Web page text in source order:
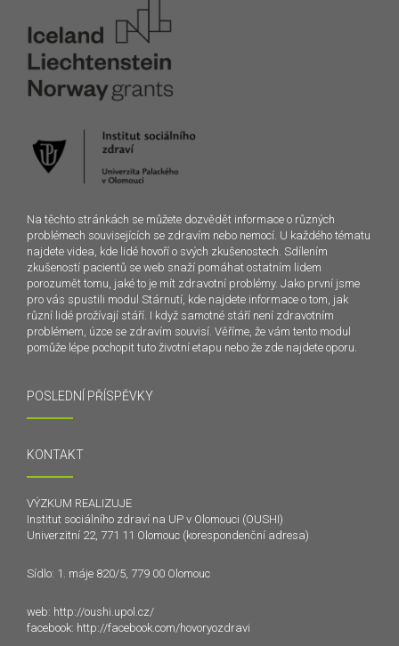
Na těchto stránkách se můžete dozvědět informace o různých
problémech souvisejících se zdravím nebo nemocí. U každého tématu
najdete videa, kde lidé hovoří o svých zkušenostech. Sdílením
zkušeností pacientů se web snaží pomáhat ostatním lidem
porozumět tomu, jaké to je mít zdravotní problémy. Jako první jsme
pro vás spustili modul Stárnutí, kde najdete informace o tom, jak
různí lidé prožívají stáří. I když samotné stáří není zdravotním
problémem, úzce se zdravím souvisí. Věříme, že vám tento modul
pomůže lépe pochopit tuto životní etapu nebo že zde najdete oporu.
POSLEDNÍ PŘÍSPĚVKY
KONTAKT
VÝZKUM REALIZUJE
Institut sociálního zdraví na UP v Olomouci (OUSHI)
Univerzitní 22, 771 11 Olomouc (korespondenční adresa)
Sídlo: 1. máje 820/5, 779 00 Olomouc
web: http://oushi.upol.cz/
facebook: http://facebook.com/hovoryozdravi